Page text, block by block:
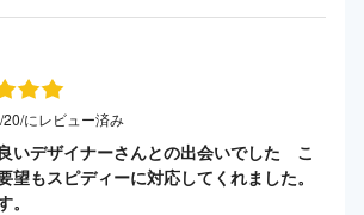
にレビュー済み
いデザイナーさんとの出会いでした こ
望もスピディーに対応してくれました。
。